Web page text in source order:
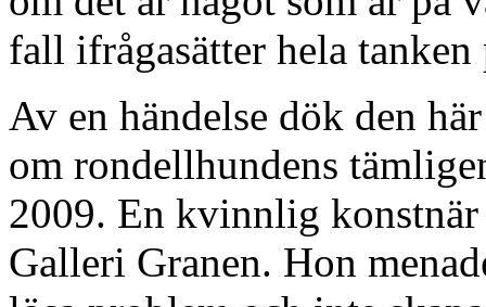
fall ifrågasätter hela
Av en händelse dök den
om rondellhundens
2009. En kvinnlig
Galleri Granen. Hon